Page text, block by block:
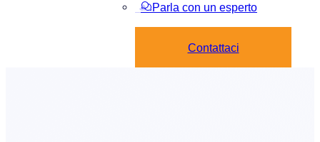
Parla con un esperto
Contattaci